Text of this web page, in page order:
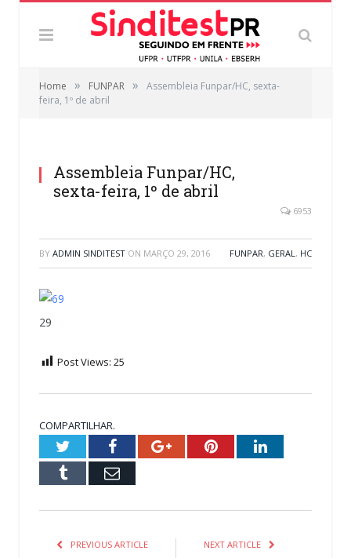
Home » FUNPAR »
Assembleia Funpar/HC, sexta-
feira, 1º de abril
Assembleia Funpar/HC,
sexta-feira, 1º de abril
6953
BY ADMIN SINDITEST ON MARÇO 29, 2016 FUNPAR, GERAL , HC
29
Post Views: 25
COMPARTILHAR.
TwitterFacebookGoogle+PinterestLinkedIn
Tumblr Email
PREVIOUS ARTICLE NEXT ARTICLE